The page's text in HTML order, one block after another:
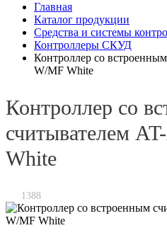
Главная
Каталог продукции
Средства и системы
Контроллеры СКУД
Контроллер со
W/MF White
Контроллер со
считывателем
White
1388